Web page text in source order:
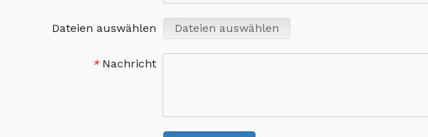
Dateien auswählen Dateien auswählen
* Nachricht